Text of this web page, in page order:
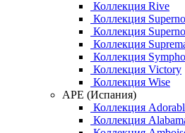
Коллекция Rive
Коллекция
Коллекция
Коллекция
Коллекция
Коллекция Victory
Коллекция Wise
APE (Испания)
Коллекция
Коллекция